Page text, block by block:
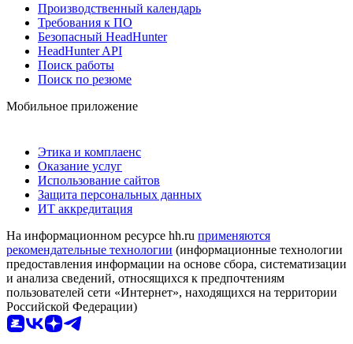
Производственный календарь
Требования к ПО
Безопасный HeadHunter
HeadHunter API
Поиск работы
Поиск по резюме
Мобильное приложение
Этика и комплаенс
Оказание услуг
Использование сайтов
Защита персональных данных
ИТ аккредитация
На информационном ресурсе hh.ru применяются
рекомендательные технологии (информационные технологии
предоставления информации на основе сбора, систематизации
и анализа сведений, относящихся к предпочтениям
пользователей сети «Интернет», находящихся на территории
Российской Федерации)